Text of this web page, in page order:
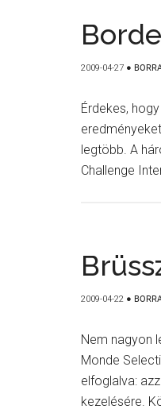
2009-04-27 ●
Érdekes,
legtöbb. A
Challenge
2009-04-22 ●
Nem nagyon
Monde
elfoglalva:
kezelésére.